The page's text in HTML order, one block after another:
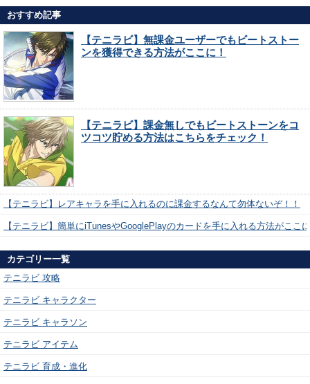
おすすめ記事
【テニラビ】無課金ユーザーでもビートストー
ンを獲得できる方法がここに！
【テニラビ】課金無しでもビートストーンをコ
ツコツ貯める方法はこちらをチェック！
【テニラビ】レアキャラを手に入れるのに課金するなんて勿体ないぞ！！
【テニラビ】簡単にiTunesやGooglePlayのカードを手に入れる方法がここ
カテゴリー一覧
テニラビ 攻略
テニラビ キャラクター
テニラビ キャラソン
テニラビ アイテム
テニラビ 育成・進化